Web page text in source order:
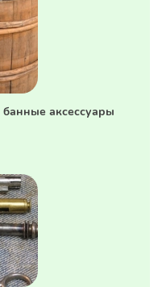
банные аксессуары